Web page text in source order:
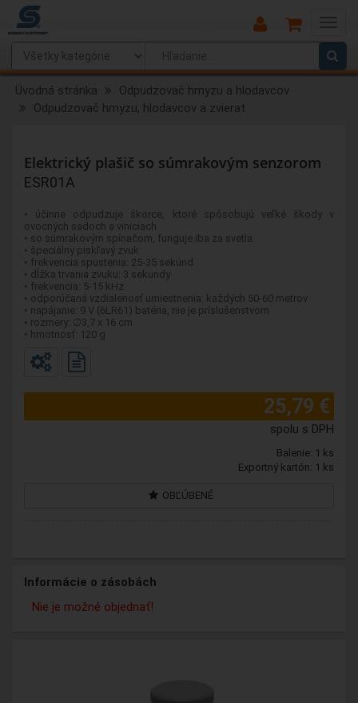
Main
Menu
Úvodná stránka
Odpudzovač hmyzu a hlodavcov
Odpudzovač hmyzu, hlodavcov a zvierat
Elektrický plašič so súmrakovým senzorom
ESR01A
• účinne odpudzuje škorce, ktoré spôsobujú veľké škody v
ovocných sadoch a viniciach
• so súmrakovým spínačom, funguje iba za svetla
• špeciálny piskľavý zvuk
• frekvencia spustenia: 25-35 sekúnd
• dĺžka trvania zvuku: 3 sekundy
• frekvencia: 5-15 kHz
• odporúčaná vzdialenosť umiestnenia: každých 50-60 metrov
• napájanie: 9 V (6LR61) batéria, nie je príslušenstvom
• rozmery: ∅3,7 x 16 cm
• hmotnosť: 120 g
25,79 €
spolu s DPH
Balenie: 1 ks
Exportný kartón: 1 ks
OBĽÚBENÉ
Informácie o zásobách
Nie je možné objednať!